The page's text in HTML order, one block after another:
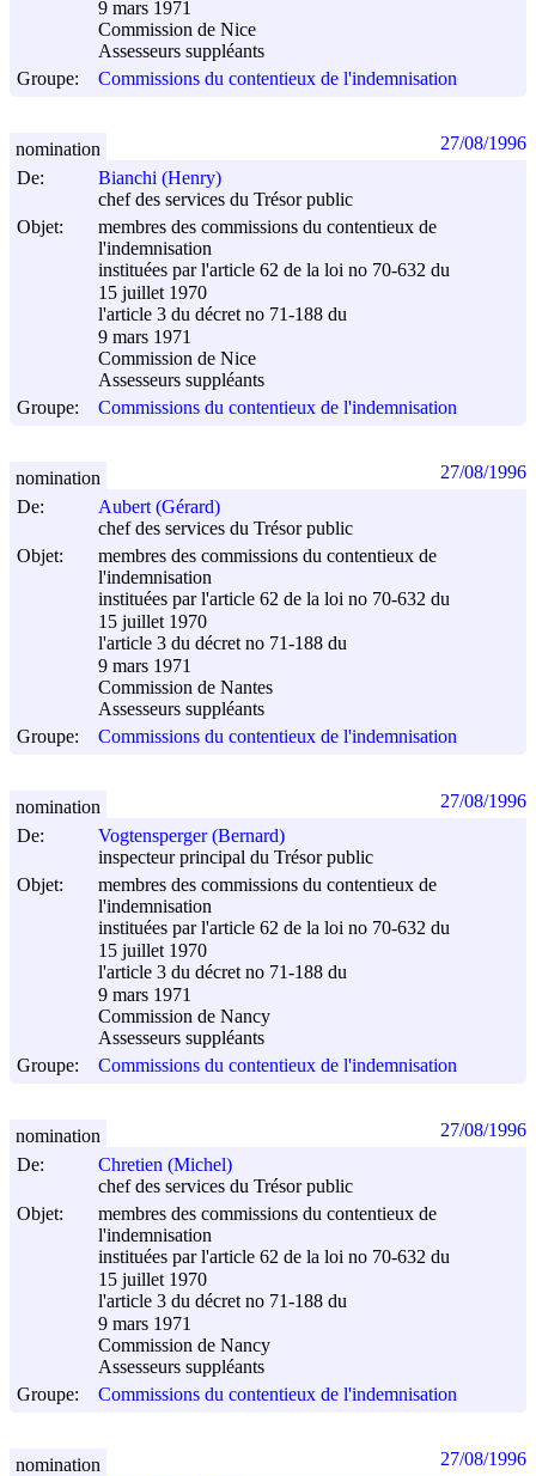
9 mars 1971
Commission de Nice
Assesseurs suppléants
Groupe:
Commissions du contentieux de l'indemnisation
De:
Bianchi (Henry)
chef des services du Trésor public
Objet:
membres des commissions du contentieux de
l'indemnisation
instituées par l'article 62 de la loi no 70-632 du
15 juillet 1970
l'article 3 du décret no 71-188 du
9 mars 1971
Commission de Nice
Assesseurs suppléants
Groupe:
Commissions du contentieux de l'indemnisation
nomination 27/08/1996
De:
Aubert (Gérard)
chef des services du Trésor public
Objet:
membres des commissions du contentieux de
l'indemnisation
instituées par l'article 62 de la loi no 70-632 du
15 juillet 1970
l'article 3 du décret no 71-188 du
9 mars 1971
Commission de Nantes
Assesseurs suppléants
Groupe:
Commissions du contentieux de l'indemnisation
nomination 27/08/1996
De:
Vogtensperger (Bernard)
inspecteur principal du Trésor public
Objet:
membres des commissions du contentieux de
l'indemnisation
instituées par l'article 62 de la loi no 70-632 du
15 juillet 1970
l'article 3 du décret no 71-188 du
9 mars 1971
Commission de Nancy
Assesseurs suppléants
Groupe:
Commissions du contentieux de l'indemnisation
nomination 27/08/1996
De:
Chretien (Michel)
chef des services du Trésor public
Objet:
membres des commissions du contentieux de
l'indemnisation
instituées par l'article 62 de la loi no 70-632 du
15 juillet 1970
l'article 3 du décret no 71-188 du
9 mars 1971
Commission de Nancy
Assesseurs suppléants
Groupe:
Commissions du contentieux de l'indemnisation
nomination 27/08/1996
nomination 27/08/1996